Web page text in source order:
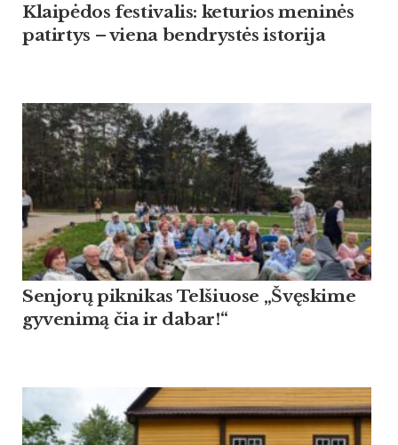
Klaipėdos festivalis: keturios meninės
patirtys – viena bendrystės istorija
Sen­jorų pik­ni­kas Tel­šiuo­se „Švęski­me
gy­ve­nimą čia ir da­bar!“